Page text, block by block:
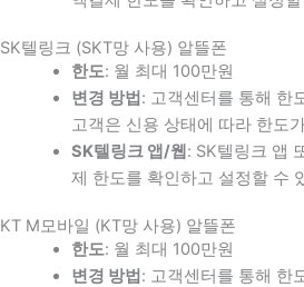
SK텔링크 (SKT망 사용) 알뜰폰
한도: 월 최대 100만원
변경 방법 : 고객센터를 통해 한
고객은 신용 상태에 따라 한도
SK텔링크 앱/웹 : SK텔링크 앱
제 한도를 확인하고 설정할 수
KT M모바일 (KT망 사용) 알뜰폰
한도: 월 최대 100만원
변경 방법 : 고객센터를 통해 한